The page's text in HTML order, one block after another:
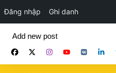
Đăng nhập Ghi danh
phần
Add new post